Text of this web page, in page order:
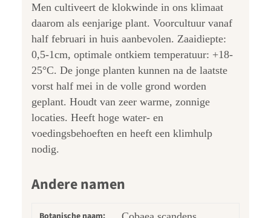
Men cultiveert de klokwinde in ons klimaat
daarom als eenjarige plant. Voorcultuur vanaf
half februari in huis aanbevolen. Zaaidiepte:
0,5-1cm, optimale ontkiem temperatuur: +18-
25°C. De jonge planten kunnen na de laatste
vorst half mei in de volle grond worden
geplant. Houdt van zeer warme, zonnige
locaties. Heeft hoge water- en
voedingsbehoeften en heeft een klimhulp
nodig.
Andere namen